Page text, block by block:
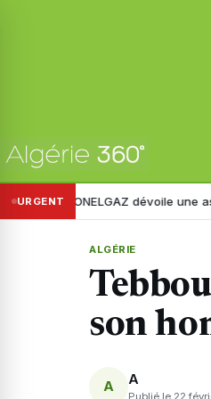
URGENT dévoile une astuce
ALGÉRIE
son
A A
Publié le 22